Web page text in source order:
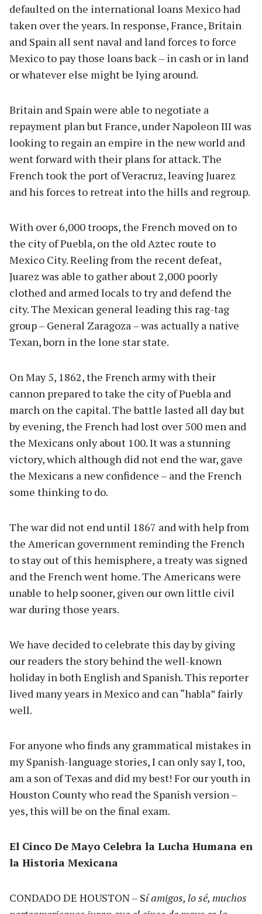
defaulted on the international loans Mexico had
taken over the years. In response, France, Britain
and Spain all sent naval and land forces to force
Mexico to pay those loans back – in cash or in land
or whatever else might be lying around.
Britain and Spain were able to negotiate a
repayment plan but France, under Napoleon III was
looking to regain an empire in the new world and
went forward with their plans for attack. The
French took the port of Veracruz, leaving Juarez
and his forces to retreat into the hills and regroup.
With over 6,000 troops, the French moved on to
the city of Puebla, on the old Aztec route to
Mexico City. Reeling from the recent defeat,
Juarez was able to gather about 2,000 poorly
clothed and armed locals to try and defend the
city. The Mexican general leading this rag-tag
group – General Zaragoza – was actually a native
Texan, born in the lone star state.
On May 5, 1862, the French army with their
cannon prepared to take the city of Puebla and
march on the capital. The battle lasted all day but
by evening, the French had lost over 500 men and
the Mexicans only about 100. It was a stunning
victory, which although did not end the war, gave
the Mexicans a new confidence – and the French
some thinking to do.
The war did not end until 1867 and with help from
the American government reminding the French
to stay out of this hemisphere, a treaty was signed
and the French went home. The Americans were
unable to help sooner, given our own little civil
war during those years.
We have decided to celebrate this day by giving
our readers the story behind the well-known
holiday in both English and Spanish. This reporter
lived many years in Mexico and can “habla” fairly
well.
For anyone who finds any grammatical mistakes in
my Spanish-language stories, I can only say I, too,
am a son of Texas and did my best! For our youth in
Houston County who read the Spanish version –
yes, this will be on the final exam.
El Cinco De Mayo Celebra la Lucha Humana en
la Historia Mexicana
CONDADO DE HOUSTON – Sí amigos, lo sé, muchos